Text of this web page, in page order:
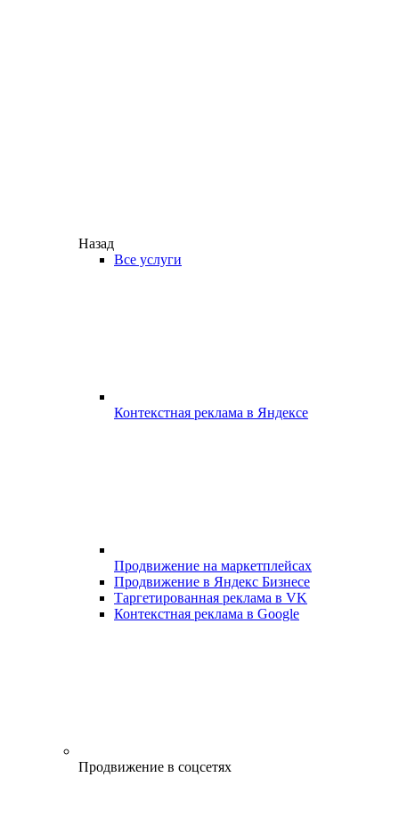
Назад
Все услуги
Контекстная реклама в Яндексе
Продвижение на маркетплейсах
Продвижение в Яндекс Бизнесе
Таргетированная реклама в VK
Контекстная реклама в Google
Продвижение в соцсетях